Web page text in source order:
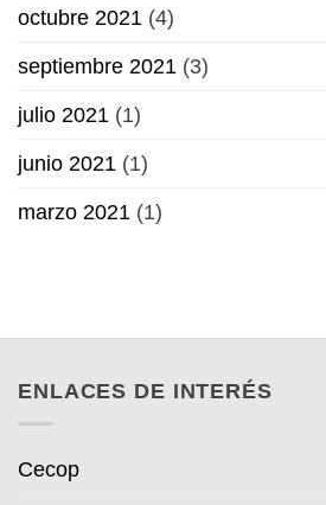
octubre 2021 (4)
septiembre 2021 (3)
julio 2021 (1)
junio 2021 (1)
marzo 2021 (1)
ENLACES DE INTERÉS
Cecop